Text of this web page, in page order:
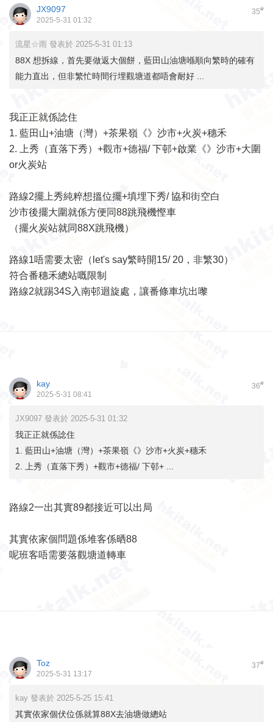
35#
JX9097
2025-5-31 01:32
流星☆雨 發表於 2025-5-31 01:13
88X 想拆線，首先要做返大個餅，藍田山油塘喺順向繁時的確有
能力直出，但非繁忙時間行埋觀塘道都唔會耐好 ...
我正正就係諗住
1. 藍田山+油塘（灣）+茶果嶺《》沙市+火炭+穗禾
2. 上秀（直落下秀）+觀市+德福/ 下邨+啟業《》沙市+大圍
or火炭站
路線2擺上秀純粹想搵位擺+填埋下秀/ 協和街空白
沙市後擺大圍就係方便同88跳飛機慳車
（擺火炭站就同88X跳飛機）
路線1唔需要太密（let's say繁時開15/ 20，非繁30）
符合番穗禾總站嘅限制
路線2就踢34S入南邨迴旋處，讓番條車坑出嚟
36#
kay
2025-5-31 08:41
JX9097 發表於 2025-5-31 01:32
我正正就係諗住
1. 藍田山+油塘（灣）+茶果嶺《》沙市+火炭+穗禾
2. 上秀（直落下秀）+觀市+德福/ 下邨+ ...
路線2一出其實89都接近可以出局
其實依家個問題係堆客係晒88
呢班客唔需要落觀塘道轉車
37#
Toz
2025-5-31 13:17
kay 發表於 2025-5-25 15:41
其實依家個伏位係就算88X去油塘做總站